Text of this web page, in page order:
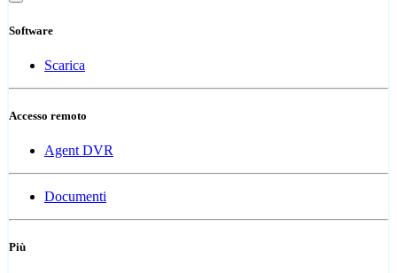
Software
Scarica
Accesso remoto
Agent DVR
Documenti
Più